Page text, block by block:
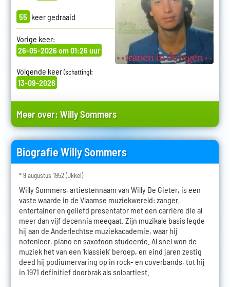
55 keer gedraaid
Vorige keer:
26-05-2026 om 01:26 uur
Volgende keer(schatting):
13-09-2026
Meer over:Willy Sommers
Biografie Willy Sommers
* 9 augustus 1952 (Ukkel)
Willy Sommers, artiestennaam van Willy De Gieter, is een
vaste waarde in de Vlaamse muziekwereld: zanger,
entertainer en geliefd presentator met een carrière die al
meer dan vijf decennia meegaat. Zijn muzikale basis legde
hij aan de Anderlechtse muziekacademie, waar hij
notenleer, piano en saxofoon studeerde. Al snel won de
muziek het van een 'klassiek' beroep, en eind jaren zestig
deed hij podiumervaring op in rock- en coverbands, tot hij
in 1971 definitief doorbrak als soloartiest.